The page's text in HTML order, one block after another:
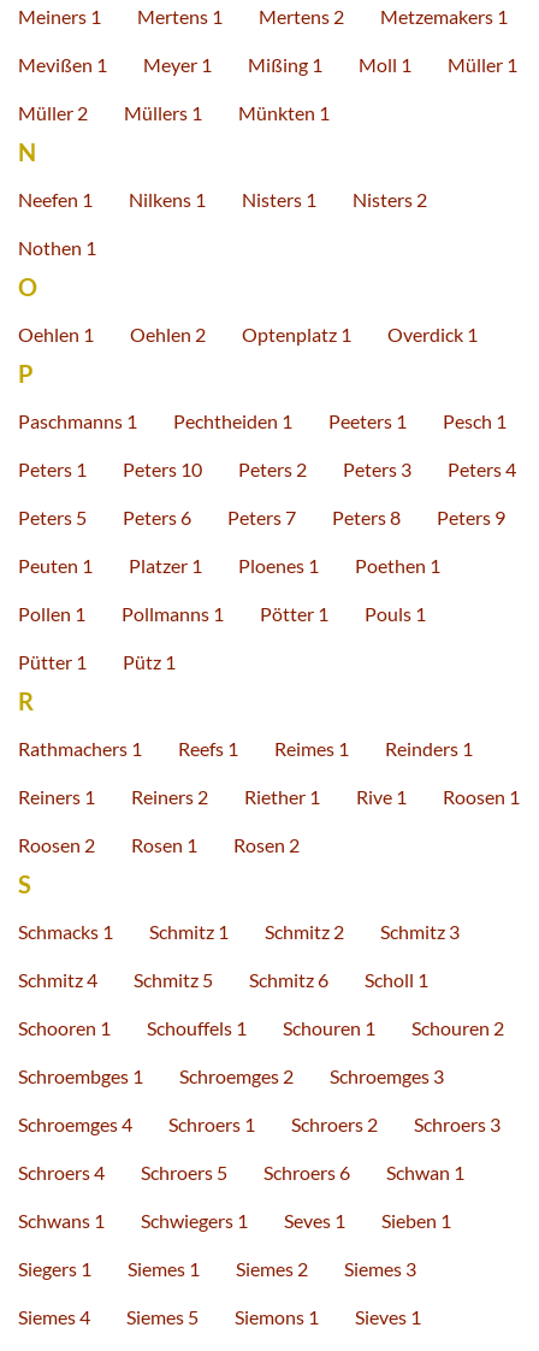
Meiners 1 Mertens 1 Mertens 2 Metzemakers 1
Mevißen 1 Meyer 1 Mißing 1 Moll 1 Müller 1
Müller 2 Müllers 1 Münkten 1
N
Neefen 1 Nilkens 1 Nisters 1 Nisters 2
Nothen 1
O
Oehlen 1 Oehlen 2 Optenplatz 1 Overdick 1
P
Paschmanns 1 Pechtheiden 1 Peeters 1 Pesch 1
Peters 1 Peters 10 Peters 2 Peters 3 Peters 4
Peters 5 Peters 6 Peters 7 Peters 8 Peters 9
Peuten 1 Platzer 1 Ploenes 1 Poethen 1
Pollen 1 Pollmanns 1 Pötter 1 Pouls 1
Pütter 1 Pütz 1
R
Rathmachers 1 Reefs 1 Reimes 1 Reinders 1
Reiners 1 Reiners 2 Riether 1 Rive 1 Roosen 1
Roosen 2 Rosen 1 Rosen 2
S
Schmacks 1 Schmitz 1 Schmitz 2 Schmitz 3
Schmitz 4 Schmitz 5 Schmitz 6 Scholl 1
Schooren 1 Schouffels 1 Schouren 1 Schouren 2
Schroembges 1 Schroemges 2 Schroemges 3
Schroemges 4 Schroers 1 Schroers 2 Schroers 3
Schroers 4 Schroers 5 Schroers 6 Schwan 1
Schwans 1 Schwiegers 1 Seves 1 Sieben 1
Siegers 1 Siemes 1 Siemes 2 Siemes 3
Siemes 4 Siemes 5 Siemons 1 Sieves 1